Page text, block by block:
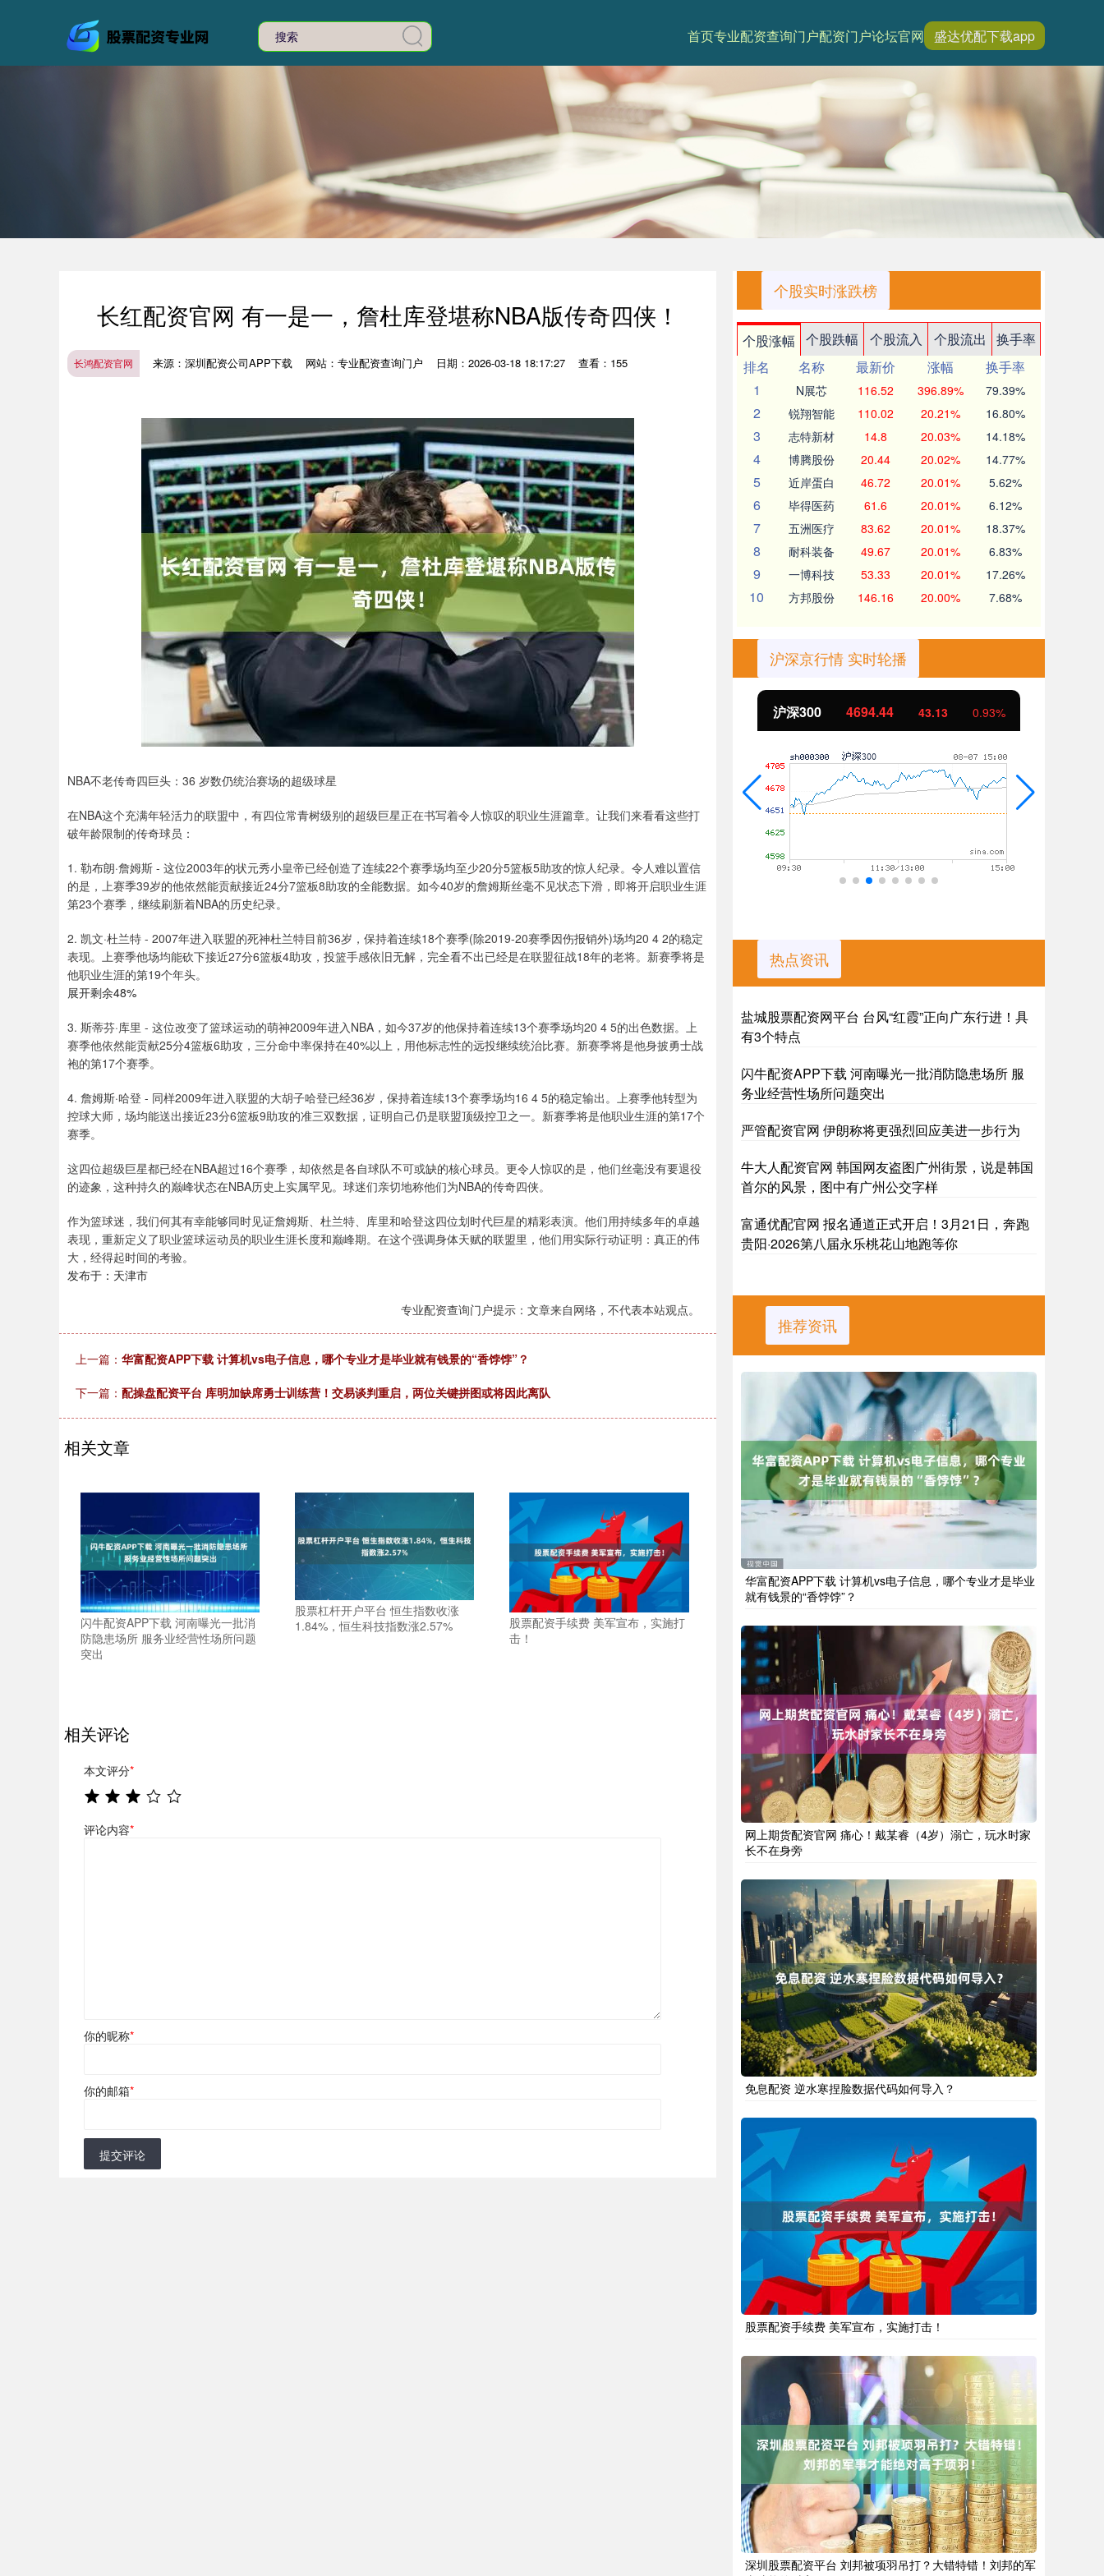
首页专业配资查询门户配资门户论坛官网 盛达优配下载app
长红配资官网 有一是一，詹杜库登堪称NBA版传奇四侠！
长鸿配资官网 来源：深圳配资公司APP下载 网站：专业配资查询门户 日期：2026-03-18 18:17:27 查看：155
NBA不老传奇四巨头：36 岁数仍统治赛场的超级球星
在NBA这个充满年轻活力的联盟中，有四位常青树级别的超级巨星正在书写着令人惊叹的职业生涯篇章。让我们来看看这些打
破年龄限制的传奇球员：
1. 勒布朗·詹姆斯 - 这位2003年的状元秀小皇帝已经创造了连续22个赛季场均至少20分5篮板5助攻的惊人纪录。令人难以置信
的是，上赛季39岁的他依然能贡献接近24分7篮板8助攻的全能数据。如今40岁的詹姆斯丝毫不见状态下滑，即将开启职业生涯
第23个赛季，继续刷新着NBA的历史纪录。
2. 凯文·杜兰特 - 2007年进入联盟的死神杜兰特目前36岁，保持着连续18个赛季(除2019-20赛季因伤报销外)场均20 4 2的稳定
表现。上赛季他场均能砍下接近27分6篮板4助攻，投篮手感依旧无解，完全看不出已经是在联盟征战18年的老将。新赛季将是
他职业生涯的第19个年头。
展开剩余48%
3. 斯蒂芬·库里 - 这位改变了篮球运动的萌神2009年进入NBA，如今37岁的他保持着连续13个赛季场均20 4 5的出色数据。上
赛季他依然能贡献25分4篮板6助攻，三分命中率保持在40%以上，用他标志性的远投继续统治比赛。新赛季将是他身披勇士战
袍的第17个赛季。
4. 詹姆斯·哈登 - 同样2009年进入联盟的大胡子哈登已经36岁，保持着连续13个赛季场均16 4 5的稳定输出。上赛季他转型为
控球大师，场均能送出接近23分6篮板9助攻的准三双数据，证明自己仍是联盟顶级控卫之一。新赛季将是他职业生涯的第17个
赛季。
这四位超级巨星都已经在NBA超过16个赛季，却依然是各自球队不可或缺的核心球员。更令人惊叹的是，他们丝毫没有要退役
的迹象，这种持久的巅峰状态在NBA历史上实属罕见。球迷们亲切地称他们为NBA的传奇四侠。
作为篮球迷，我们何其有幸能够同时见证詹姆斯、杜兰特、库里和哈登这四位划时代巨星的精彩表演。他们用持续多年的卓越
表现，重新定义了职业篮球运动员的职业生涯长度和巅峰期。在这个强调身体天赋的联盟里，他们用实际行动证明：真正的伟
大，经得起时间的考验。
发布于：天津市
专业配资查询门户提示：文章来自网络，不代表本站观点。
上一篇： 华富配资APP下载 计算机vs电子信息，哪个专业才是毕业就有钱景的“香饽饽”？
下一篇： 配操盘配资平台 库明加缺席勇士训练营！交易谈判重启，两位关键拼图或将因此离队
相关文章
闪牛配资APP下载 河南曝光一批消
防隐患场所 服务业经营性场所问题
突出
股票杠杆开户平台 恒生指数收涨
1.84%，恒生科技指数涨2.57%
股票配资手续费 美军宣布，实施打
击！
相关评论
本文评分*
评论内容*
你的昵称*
你的邮箱*
提交评论
个股实时涨跌榜
个股涨幅 个股跌幅 个股流入 个股流出
换手率
排名
名称 最新价 涨幅
换手率
1
N展芯 116.52 396.89% 79.39%
2 锐翔智能 110.02 20.21% 16.80%
3 志特新材 14.8 20.03% 14.18%
4 博腾股份 20.44 20.02% 14.77%
5 近岸蛋白 46.72 20.01% 5.62%
6 毕得医药 61.6 20.01% 6.12%
7 五洲医疗 83.62 20.01% 18.37%
8 耐科装备 49.67 20.01% 6.83%
9 一博科技 53.33 20.01% 17.26%
10 方邦股份 146.16 20.00% 7.68%
沪深京行情 实时轮播
39.68 1.02% 14311.01 1.42% 4694.44 43.13 0.93% 北证50
热点资讯
盐城股票配资网平台 台风“红霞”正向广东行进！具
有3个特点
闪牛配资APP下载 河南曝光一批消防隐患场所 服
务业经营性场所问题突出
严管配资官网 伊朗称将更强烈回应美进一步行为
牛大人配资官网 韩国网友盗图广州街景，说是韩国
首尔的风景，图中有广州公交字样
富通优配官网 报名通道正式开启！3月21日，奔跑
贵阳·2026第八届永乐桃花山地跑等你
推荐资讯
华富配资APP下载 计算机vs电子信息，哪个专业才是毕业
就有钱景的“香饽饽”？
网上期货配资官网 痛心！戴某睿（4岁）溺亡，玩水时家
长不在身旁
免息配资 逆水寒捏脸数据代码如何导入？
股票配资手续费 美军宣布，实施打击！
深圳股票配资平台 刘邦被项羽吊打？大错特错！刘邦的军